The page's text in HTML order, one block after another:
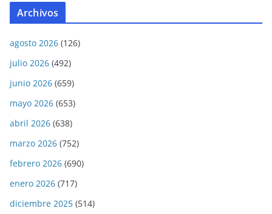
Archivos
agosto 2026 (126)
julio 2026 (492)
junio 2026 (659)
mayo 2026 (653)
abril 2026 (638)
marzo 2026 (752)
febrero 2026 (690)
enero 2026 (717)
diciembre 2025 (514)